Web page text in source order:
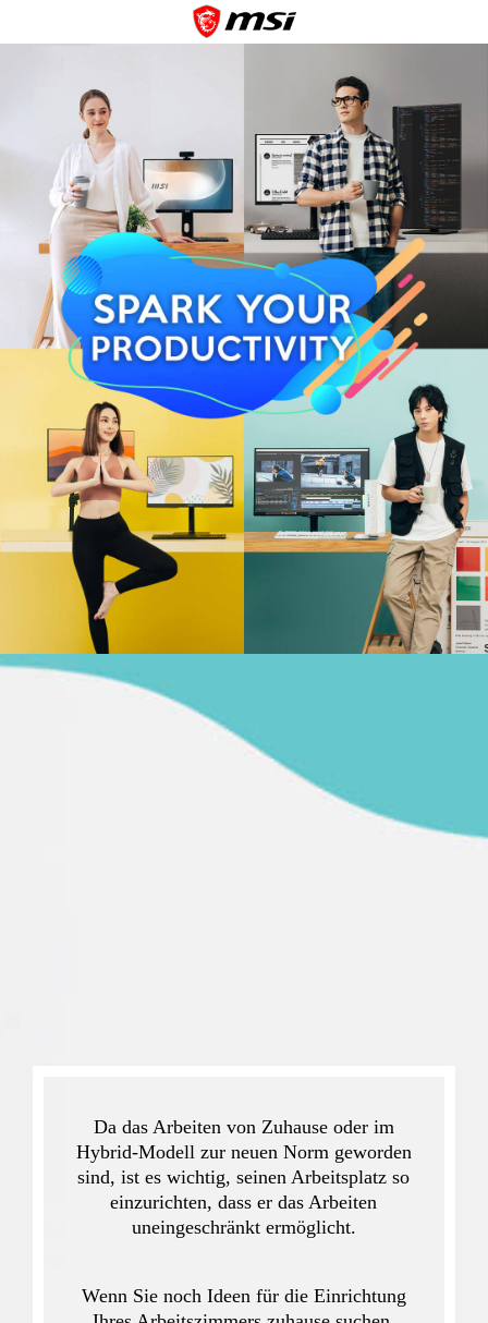
Da das Arbeiten von Zuhause oder im
Hybrid-Modell zur neuen Norm geworden
sind, ist es wichtig, seinen Arbeitsplatz so
einzurichten, dass er das Arbeiten
uneingeschränkt ermöglicht.
Wenn Sie noch Ideen für die Einrichtung